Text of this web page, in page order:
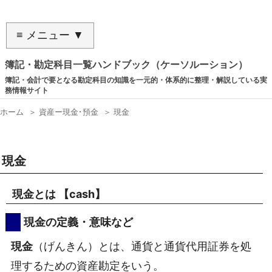
≡ メニュー ▼
簿記・勘定科目一覧ハンドブック（ケーソルーション）
簿記・会計で要となる勘定科目の知識を一元的・体系的に整理・解説している実
務情報サイト
ホーム ＞ 資産ー現金･預金 ＞ 現金
現金
現金とは 【cash】
現金の定義・意味など
現金（げんきん）とは、通貨と通貨代用証券を処
理するための資産勘定をいう。